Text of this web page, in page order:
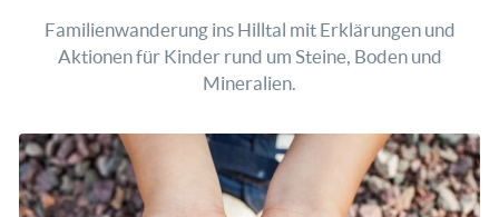
Familienwanderung ins Hilltal mit Erklärungen und
Aktionen für Kinder rund um Steine, Boden und
Mineralien.